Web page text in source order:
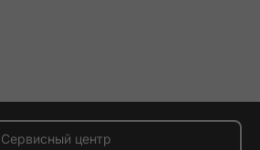
Сервисный центр